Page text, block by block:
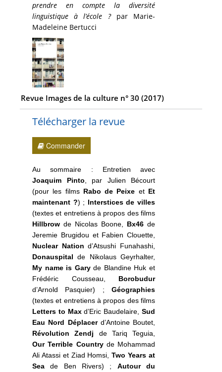
prendre en compte la diversité
linguistique à l’école ?par Marie-
Madeleine Bertucci
Revue Images de la culture n° 30 (2017)
Télécharger la revue
Commander
Au sommaire : Entretien avec
Joaquim Pinto , par Julien Bécourt
(pour les films Rabo de Peixe et Et
maintenant ?) ; Interstices de villes
(textes et entretiens à propos des films
Hillbrow de Nicolas Boone, Bx46 de
Jeremie Brugidou et Fabien Clouette,
Nuclear Nation d’Atsushi Funahashi,
Donauspital de Nikolaus Geyrhalter,
My name is Garyde Blandine Huk et
Frédéric Cousseau, Borobudur
d’Arnold Pasquier) ;Géographies
(textes et entretiens à propos des films
Letters to Maxd’Eric Baudelaire,Sud
Eau Nord Déplacerd’Antoine Boutet,
Révolution Zendj de Tariq Teguia,
Our Terrible Countryde Mohammad
Ali Atassi et Ziad Homsi,Two Years at
Seade Ben Rivers) ; Autour du